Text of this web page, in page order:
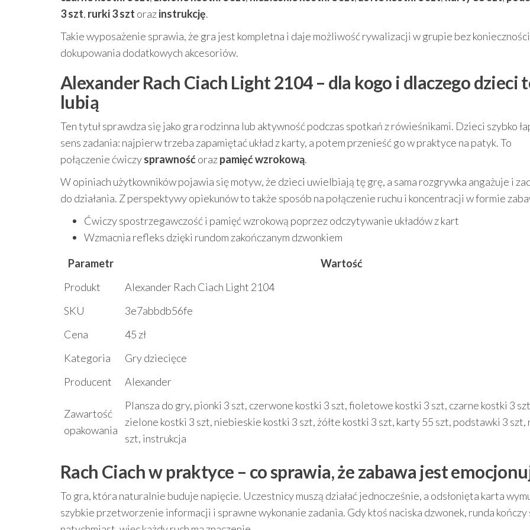
3 szt, rurki 3 szt orazinstrukcję.
Takie wyposażenie sprawia, że gra jest kompletna i daje możliwość rywalizacji w grupie bez konieczności
dokupowania dodatkowych akcesoriów.
Alexander Rach Ciach Light 2104 – dla kogo i dlaczego dzieci
lubią
Ten tytuł sprawdza się jako gra rodzinna lub aktywność podczas spotkań z rówieśnikami. Dzieci szybko
sens zadania: najpierw trzeba zapamiętać układ z karty, a potem przenieść go w praktyce na patyk. To
połączenie ćwiczysprawnośćorazpamięć wzrokową.
W opiniach użytkowników pojawia się motyw, że dzieci uwielbiają tę grę, a sama rozgrywka angażuje i
do działania. Z perspektywy opiekunów to także sposób na połączenie ruchu i koncentracji w formie
Ćwiczy spostrzegawczość i pamięć wzrokową poprzez odczytywanie układów z kart
Wzmacnia refleks dzięki rundom zakończanym dzwonkiem
Parametr
Wartość
Produkt
Alexander Rach Ciach Light 2104
SKU
3e7abbdb56fe
Cena
45 zł
Kategoria
Gry dziecięce
Producent
Alexander
Zawartość
opakowania
Plansza do gry, pionki 3 szt, czerwone kostki 3 szt, fioletowe kostki 3 szt, czarne kostki 3
zielone kostki 3 szt, niebieskie kostki 3 szt, żółte kostki 3 szt, karty 55 szt, podstawki 3 szt,
szt, instrukcja
Rach Ciach w praktyce – co sprawia, że zabawa jest
To gra, która naturalnie buduje napięcie. Uczestnicy muszą działać jednocześnie, a odsłonięta karta
szybkie przetworzenie informacji i sprawne wykonanie zadania. Gdy ktoś naciska dzwonek, runda kończy